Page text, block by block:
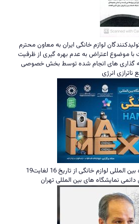
لوازم خانگی ایران به معاون محترم
موضوع اعتراض به عدم بهره گیری از ظرفیت
گذاری های انجام شده توسط بخش خصوصی
انرژی
بیست و ششمین نمایشگاه بین المللی لوازم خانگی از تاریخ 16 لغایت19